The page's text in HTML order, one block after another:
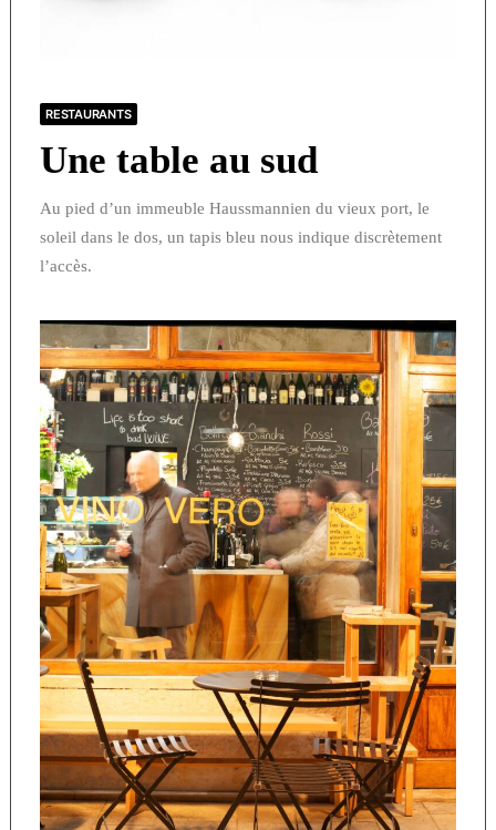
RESTAURANTS
Une table au sud
Au pied d’un immeuble Haussmannien du vieux port, le
soleil dans le dos, un tapis bleu nous indique discrètement
l’accès.